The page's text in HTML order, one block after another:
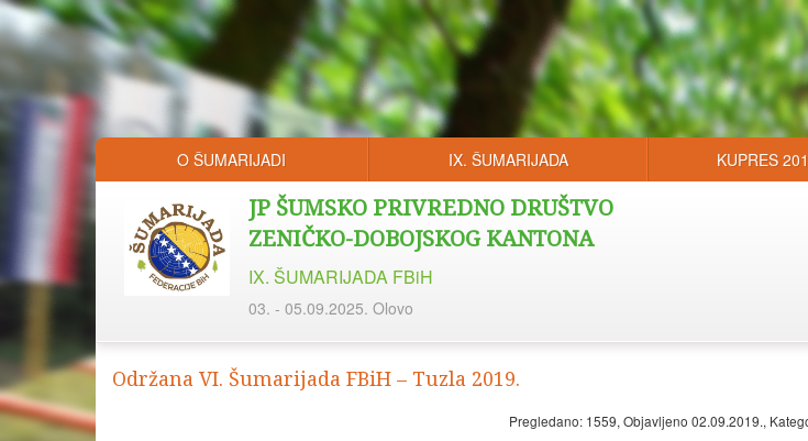
O ŠUMARIJADI IX. ŠUMARIJADA KUPRES
JP ŠUMSKO PRIVREDNO DRUŠTVO
ZENIČKO-DOBOJSKOG KANTONA
IX. ŠUMARIJADA FBiH
03. - 05.09.2025. Olovo
Održana VI. Šumarijada FBiH – Tuzla 2019.
Pregledano: 1559, Objavljeno 02.09.2019.,